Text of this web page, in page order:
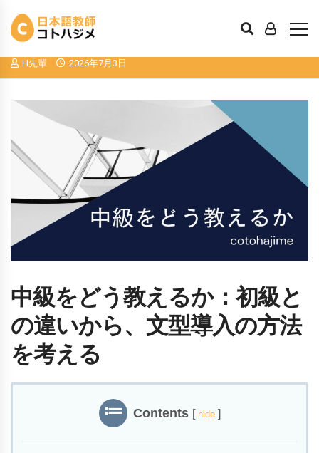
中級をどう教えるか：初級との違いか
ら、文型導入の方法を考える
H先輩 2026年7月3日
中級をどう教えるか：初級と
の違いから、文型導入の方法
を考える
Contents [ hide ]